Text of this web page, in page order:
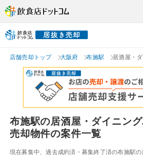
店舗売却トップ 大阪府 布施駅 居酒屋・
布施駅の居酒屋・ダイニン
売却物件の案件一覧
現在募集中、過去成約済・募集終了済の布施駅